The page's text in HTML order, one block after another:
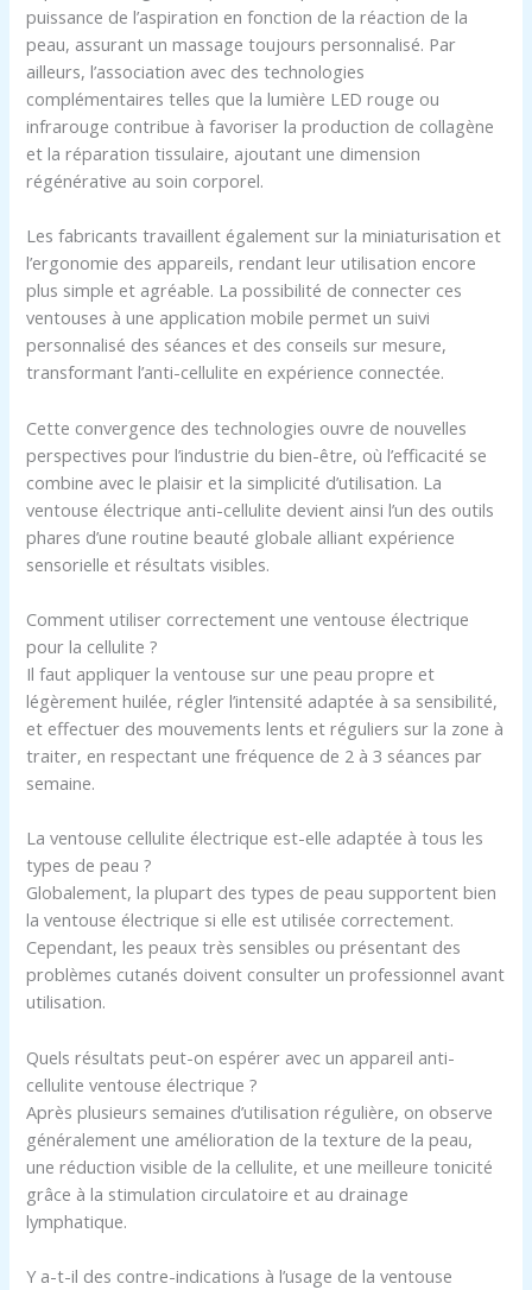
puissance de l’aspiration en fonction de la réaction de la
peau, assurant un massage toujours personnalisé. Par
ailleurs, l’association avec des technologies
complémentaires telles que la lumière LED rouge ou
infrarouge contribue à favoriser la production de collagène
et la réparation tissulaire, ajoutant une dimension
régénérative au soin corporel.
Les fabricants travaillent également sur la miniaturisation et
l’ergonomie des appareils, rendant leur utilisation encore
plus simple et agréable. La possibilité de connecter ces
ventouses à une application mobile permet un suivi
personnalisé des séances et des conseils sur mesure,
transformant l’anti-cellulite en expérience connectée.
Cette convergence des technologies ouvre de nouvelles
perspectives pour l’industrie du bien-être, où l’efficacité se
combine avec le plaisir et la simplicité d’utilisation. La
ventouse électrique anti-cellulite devient ainsi l’un des outils
phares d’une routine beauté globale alliant expérience
sensorielle et résultats visibles.
Comment utiliser correctement une ventouse électrique
pour la cellulite ?
Il faut appliquer la ventouse sur une peau propre et
légèrement huilée, régler l’intensité adaptée à sa sensibilité,
et effectuer des mouvements lents et réguliers sur la zone à
traiter, en respectant une fréquence de 2 à 3 séances par
semaine.
La ventouse cellulite électrique est-elle adaptée à tous les
types de peau ?
Globalement, la plupart des types de peau supportent bien
la ventouse électrique si elle est utilisée correctement.
Cependant, les peaux très sensibles ou présentant des
problèmes cutanés doivent consulter un professionnel avant
utilisation.
Quels résultats peut-on espérer avec un appareil anti-
cellulite ventouse électrique ?
Après plusieurs semaines d’utilisation régulière, on observe
généralement une amélioration de la texture de la peau,
une réduction visible de la cellulite, et une meilleure tonicité
grâce à la stimulation circulatoire et au drainage
lymphatique.
Y a-t-il des contre-indications à l’usage de la ventouse